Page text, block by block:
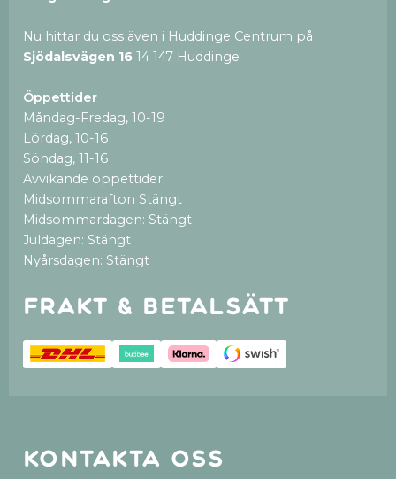
Nu hittar du oss även i Huddinge Centrum på
Sjödalsvägen 16 14 147 Huddinge
Öppettider
Måndag-Fredag, 10-19
Lördag, 10-16
Söndag, 11-16
Avvikande öppettider:
Midsommarafton Stängt
Midsommardagen: Stängt
Juldagen: Stängt
Nyårsdagen: Stängt
Frakt & betalsätt
Kontakta oss